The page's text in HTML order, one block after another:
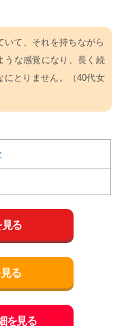
いて、それを持ちながら
うな感覚になり、長く続
にとりません。（40代女
る
る
を見る